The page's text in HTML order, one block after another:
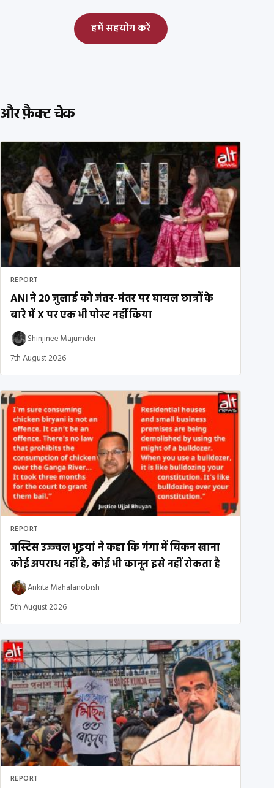
हमें सहयोग करें
और फ़ैक्ट चेक
REPORT
ANI ने 20 जुलाई को जंतर-मंतर पर घायल छात्रों के
बारे में X पर एक भी पोस्ट नहीं किया
Shinjinee Majumder
7th August 2026
REPORT
जस्टिस उज्ज्वल भुइयां ने कहा कि गंगा में चिकन खाना
कोई अपराध नहीं है, कोई भी कानून इसे नहीं रोकता है
Ankita Mahalanobish
5th August 2026
REPORT